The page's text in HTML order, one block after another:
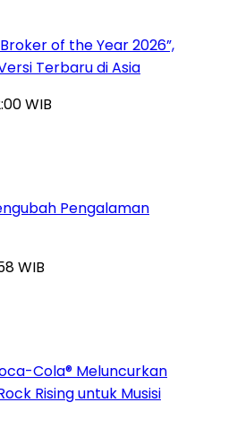
of the Year 2026”,
Terbaru di Asia
WIB
Pengalaman
WIB
Cola® Meluncurkan
Rising untuk Musisi